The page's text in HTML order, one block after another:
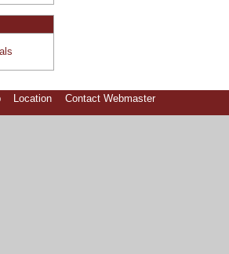
Location Contact Webmaster